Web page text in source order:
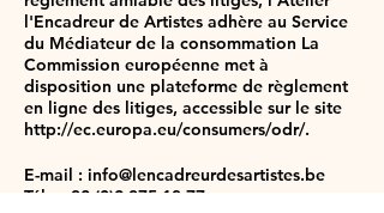
l'Encadreur de Artistes adhère au Service
du Médiateur de la consommation La
Commission européenne met à
disposition une plateforme de règlement
en ligne des litiges, accessible sur le site
http://ec.europa.eu/consumers/odr/.
E-mail : info@lencadreurdesartistes.be
Tél : +32 (0)2 375 13 77